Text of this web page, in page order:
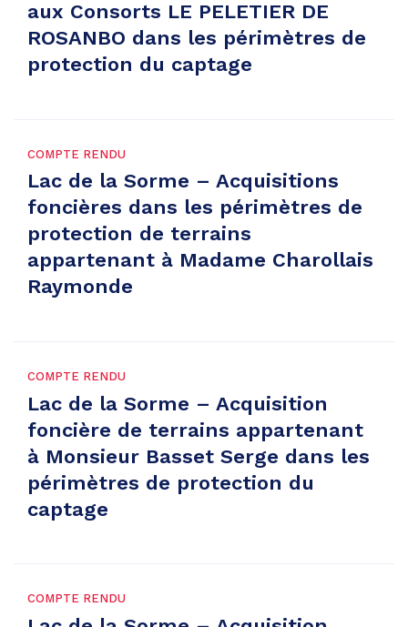
aux Consorts LE PELETIER DE
ROSANBO dans les périmètres de
protection du captage
COMPTE RENDU
Lac de la Sorme – Acquisitions
foncières dans les périmètres de
protection de terrains
appartenant à Madame Charollais
Raymonde
COMPTE RENDU
Lac de la Sorme – Acquisition
foncière de terrains appartenant
à Monsieur Basset Serge dans les
périmètres de protection du
captage
COMPTE RENDU